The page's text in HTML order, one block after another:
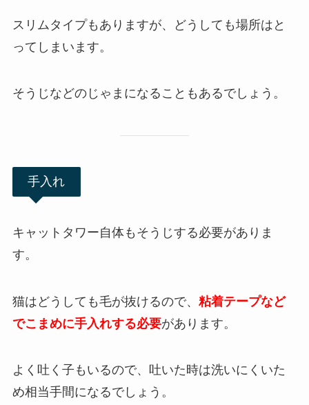
スリムタイプもありますが、どうしても場所はと
ってしまいます。
そうじなどのじゃまになることもあるでしょう。
手入れ
キャットタワー自体もそうじする必要がありま
す。
猫はどうしても毛が抜けるので、 粘着テープなど
でこまめに手入れする必要があります。
よく吐く子もいるので、吐いた時は洗いにくいた
め相当手間になるでしょう。